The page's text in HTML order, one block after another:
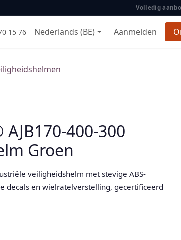
Volledig
FAQ Contact
15 76 Nederlands (BE) Aanmelden
AJB170-400-300
Groen
veiligheidshelm met stevige ABS-
decals en wielratelverstelling, gecertificeerd